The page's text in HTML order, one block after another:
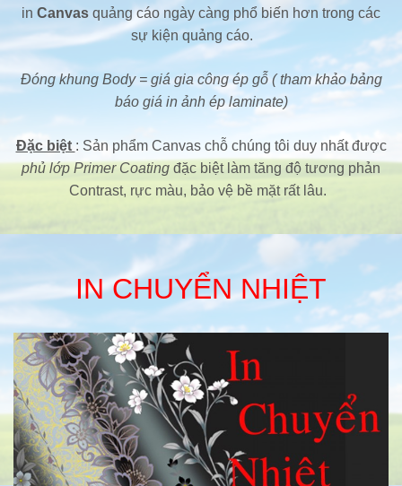
in Canvas quảng cáo ngày càng phổ biến hơn trong các
sự kiện quảng cáo.
Đóng khung Body = giá gia công ép gỗ ( tham khảo bảng
báo giá in ảnh ép laminate)
Đặc biệt : Sản phẩm Canvas chỗ chúng tôi duy nhất được
phủ lớp Primer Coating đặc biệt làm tăng độ tương phản
Contrast, rực màu, bảo vệ bề mặt rất lâu.
IN CHUYỂN NHIỆT